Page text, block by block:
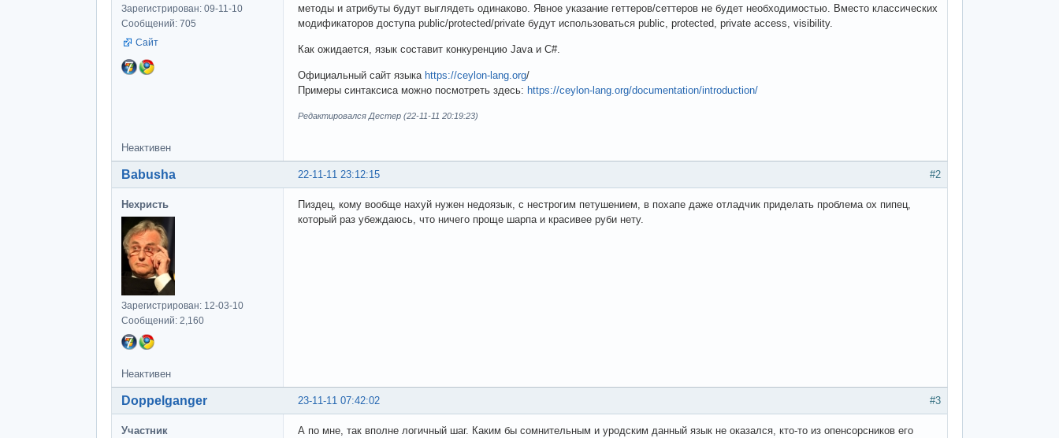
Зарегистрирован: 09-11-10
Сообщений: 705
Сайт
методы и атрибуты будут выглядеть одинаково. Явное указание геттеров/сеттеров не будет необходимостью. Вместо классических
модификаторов доступа public/protected/private будут использоваться public, protected, private access, visibility.
Как ожидается, язык составит конкуренцию Java и C#.
Официальный сайт языка https://ceylon-lang.org/
Примеры синтаксиса можно посмотреть здесь: https://ceylon-lang.org/documentation/introduction/
Редактировался Дестер (22-11-11 20:19:23)
Неактивен
#2
22-11-11 23:12:15
Babusha
Нехристь
Зарегистрирован: 12-03-10
Сообщений: 2,160
Пиздец, кому вообще нахуй нужен недоязык, с нестрогим петушением, в похапе даже отладчик приделать проблема ох пипец,
который раз убеждаюсь, что ничего проще шарпа и красивее руби нету.
Неактивен
#3
23-11-11 07:42:02
Doppelganger
Участник
А по мне, так вполне логичный шаг. Каким бы сомнительным и уродским данный язык не оказался, кто-то из опенсорсников его